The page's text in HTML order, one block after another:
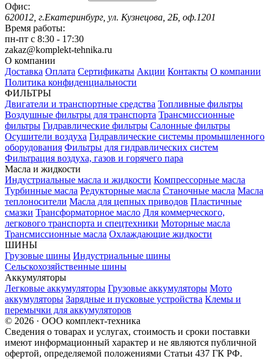
Офис:
620012, г.Екатеринбург, ул. Кузнецова, 2Б, оф.1201
Время работы:
пн-пт с 8:30 - 17:30
zakaz@komplekt-tehnika.ru
О компании
Доставка Оплата Сертификаты Акции Контакты О компании
Политика конфиденциальности
ФИЛЬТРЫ
Двигатели и транспортные средства Топливные фильтры
Воздушные фильтры для транспорта Трансмиссионные
фильтры Гидравлические фильтры Салонные фильтры
Осушители воздуха Гидравлические системы промышленного
оборудования Фильтры для гидравлических систем
Фильтрация воздуха, газов и горячего пара
Масла и жидкости
Индустриальные масла и жидкости Компрессорные масла
Турбинные масла Редукторные масла Станочные масла Масла
теплоносители Масла для цепных приводов Пластичные
смазки Трансформаторное масло Для коммерческого,
легкового транспорта и спецтехники Моторные масла
Трансмиссионные масла Охлаждающие жидкости
ШИНЫ
Грузовые шины Индустриальные шины
Сельскохозяйственные шины
Аккумуляторы
Легковые аккумуляторы Грузовые аккумуляторы Мото
аккумуляторы Зарядные и пусковые устройства Клемы и
перемычки для аккумуляторов
© 2026 · ООО комплект-техника
Сведения о товарах и услугах, стоимость и сроки поставки
имеют информационный характер и не являются публичной
офертой, определяемой положениями Статьи 437 ГК РФ.